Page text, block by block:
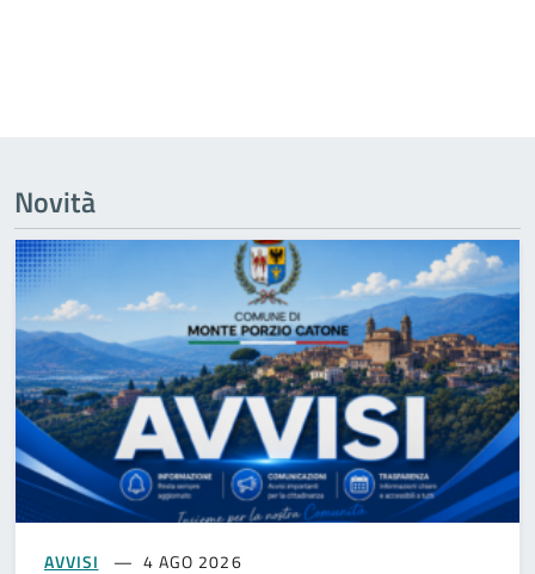
Novità
AVVISI 4 AGO 2026